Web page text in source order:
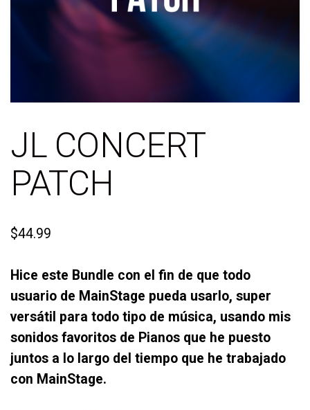
JL CONCERT
PATCH
$44.99
Hice este Bundle con el fin de que todo
usuario de MainStage pueda usarlo, super
versátil para todo tipo de música, usando mis
sonidos favoritos de Pianos que he puesto
juntos a lo largo del tiempo que he trabajado
con MainStage.